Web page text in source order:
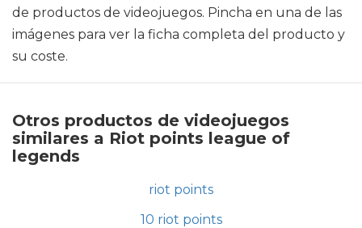
de productos de videojuegos. Pincha en una de las
imágenes para ver la ficha completa del producto y
su coste.
Otros productos de videojuegos
similares a Riot points league of
legends
riot points
10 riot points